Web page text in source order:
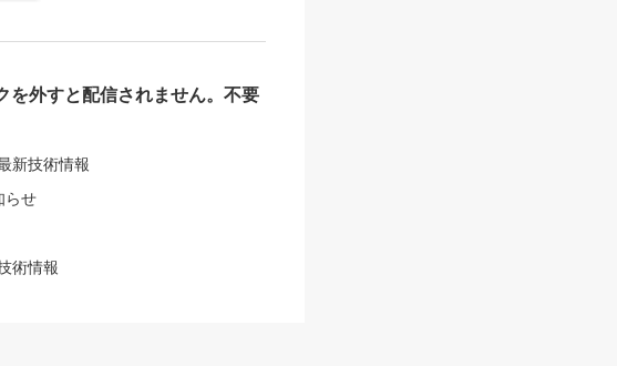
を外すと配信されません。不要
新技術情報
らせ
術情報